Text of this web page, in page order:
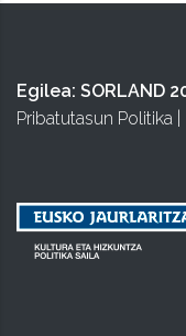
Egilea: SORLAND
Pribatutasun Politika